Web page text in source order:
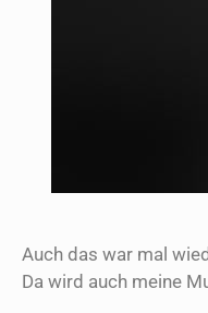
Auch das war mal
Da wird auch meine